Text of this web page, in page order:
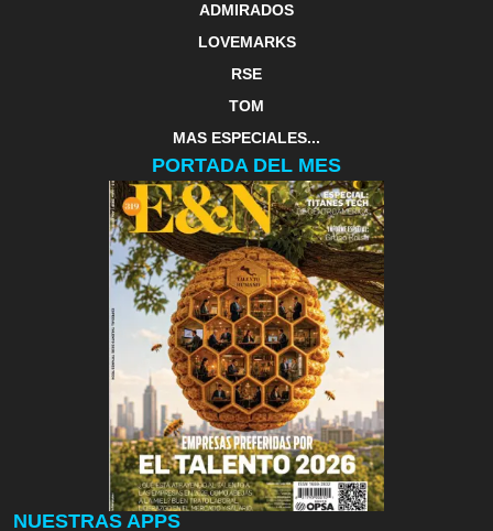
ADMIRADOS
LOVEMARKS
RSE
TOM
MAS ESPECIALES...
PORTADA DEL MES
NUESTRAS APPS